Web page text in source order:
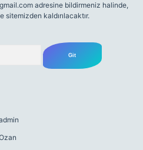
adresine bildirmeniz halinde,
kaldırılacaktır.